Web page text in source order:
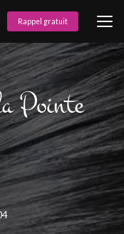
Rappel gratuit